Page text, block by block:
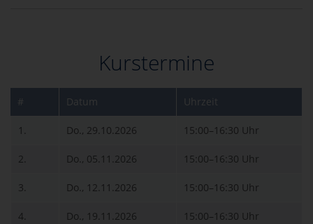
Kurstermine
# Datum Uhrzeit
1. Do., 29.10.2026 15:00–16:30 Uhr
2. Do., 05.11.2026 15:00–16:30 Uhr
3. Do., 12.11.2026 15:00–16:30 Uhr
4. Do., 19.11.2026 15:00–16:30 Uhr